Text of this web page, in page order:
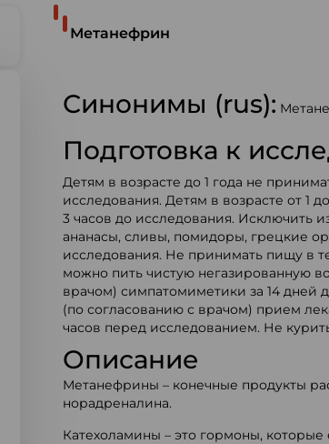
Метанефрин
Синонимы (rus):
Подготовка к
Детям в возрасте до 1 года не
исследования. Детям в возрасте от 1
3 часов до исследования. Исключить
ананасы, сливы, помидоры, грецкие
исследования. Не принимать пищу в
можно пить чистую негазированную
врачом) симпатомиметики за 14 дней
(по согласованию с врачом) прием
часов перед исследованием. Не
Описание
Метанефрины – конечные продукты
норадреналина.
Катехоламины – это гормоны, которые